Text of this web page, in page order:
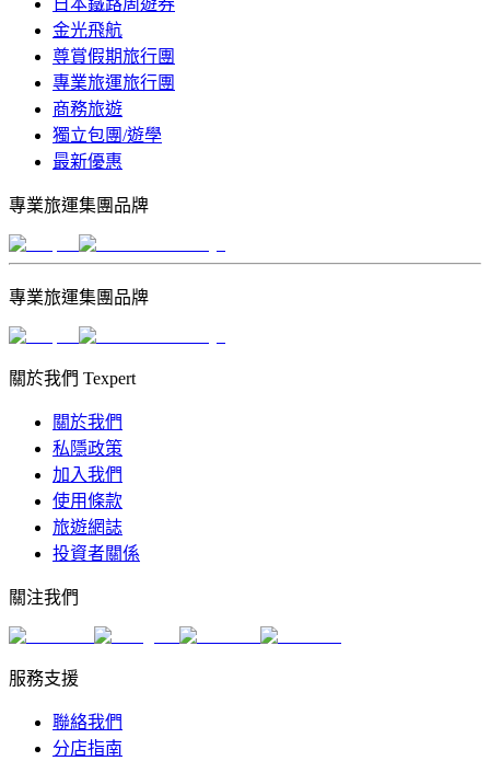
日本鐵路周遊券
金光飛航
尊賞假期旅行團
專業旅運旅行團
商務旅遊
獨立包團/遊學
最新優惠
專業旅運集團品牌
專業旅運集團品牌
關於我們 Texpert
關於我們
私隱政策
加入我們
使用條款
旅遊網誌
投資者關係
關注我們
服務支援
聯絡我們
分店指南